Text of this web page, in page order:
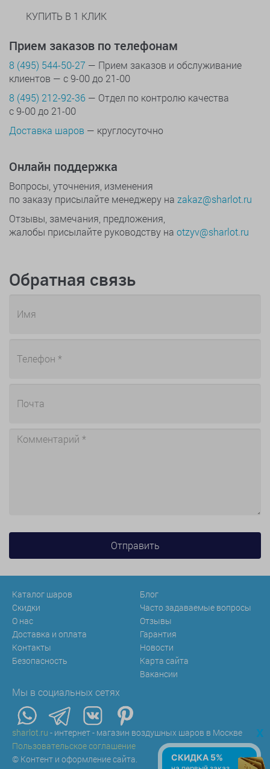
КУПИТЬ В 1 КЛИК
Прием заказов по телефонам
8 (495) 544-50-27 — Прием заказов и обслуживание
клиентов — с 9-00 до 21-00
8 (495) 212-92-36 — Отдел по контролю качества
с 9-00 до 21-00
Доставка шаров — круглосуточно
Онлайн поддержка
Вопросы, уточнения, изменения
по заказу присылайте менеджеру на zakaz@sharlot.ru
Отзывы, замечания, предложения,
жалобы присылайте руководству на otzyv@sharlot.ru
Обратная связь
Каталог шаров
Скидки
О нас
Доставка и оплата
Контакты
Безопасность
Блог
Часто задаваемые вопросы
Отзывы
Гарантия
Новости
Карта сайта
Вакансии
Мы в социальных сетях
sharlot.ru - интернет - магазин воздушных шаров в Москве
Пользовательское соглашение
© Контент и оформление сайта.
x
СКИДКА 5%